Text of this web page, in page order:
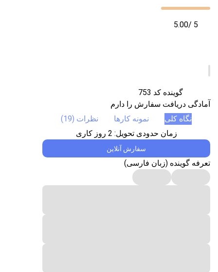
5.00/ 5
گوینده کد 753
آمادگی دریافت سفارش را دارم
نگاه کلی
نمونه کارها
نظرات (19)
زمان حدودی تحویل: 2 روز کاری
سفارش آنلاین
تعرفه گوینده (زبان فارسی)